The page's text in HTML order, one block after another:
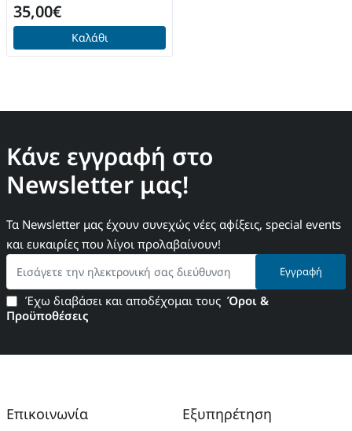
35,00€
Καλάθι
Κάνε εγγραφή στο
Newsletter μας!
Τα Newsletter μας έχουν συνεχώς νέες αφίξεις, special events
και ευκαιρίες που λίγοι προλαβαίνουν!
Εισάγετε
την
ηλεκτρονική
σας
διεύθυνση
Εγγραφή
Έχω διαβάσει και αποδέχομαι τους Όροι &
Προϋποθέσεις
Επικοινωνία Εξυπηρέτηση